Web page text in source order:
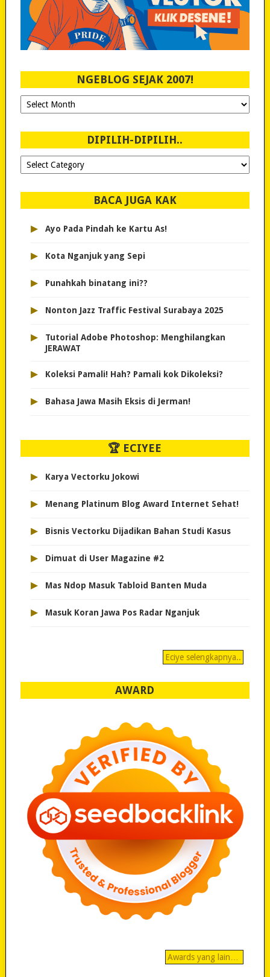
NGEBLOG SEJAK 2007!
Ngeblog
Sejak
DIPILIH-DIPILIH..
Dipilih-
dipilih..
BACA JUGA KAK
▸ Ayo Pada Pindah ke Kartu As!
▸ Kota Nganjuk yang Sepi
▸ Punahkah binatang ini??
▸ Nonton Jazz Traffic Festival Surabaya 2025
▸
Tutorial Adobe Photoshop: Menghilangkan
JERAWAT
▸ Koleksi Pamali! Hah? Pamali kok Dikoleksi?
▸ Bahasa Jawa Masih Eksis di Jerman!
🏆 ECIYEE
▸ Karya Vectorku Jokowi
▸ Menang Platinum Blog Award Internet Sehat!
▸ Bisnis Vectorku Dijadikan Bahan Studi Kasus
▸ Dimuat di User Magazine #2
▸ Mas Ndop Masuk Tabloid Banten Muda
▸ Masuk Koran Jawa Pos Radar Nganjuk
Eciye selengkapnya..
AWARD
Awards yang lain…